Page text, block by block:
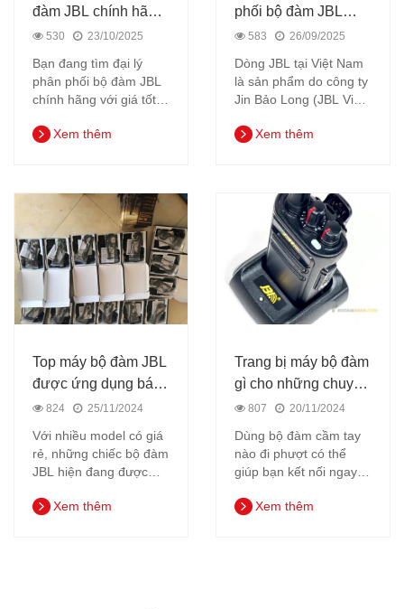
đàm JBL chính hãng
giá cực tốt tại Hà Nội
530 23/10/2025
Bạn đang tìm đại lý
phân phối bộ đàm JBL
chính hãng với giá tốt,
lượng lớn (từ 10 bộ trở
Vũ Hỷ, Việt Hưng, HN
Xem thêm
phối bộ đàm JBL
chính hãng tại đặc
mới
583 26/09/2025
Dòng JBL tại Việt Nam
là sản phẩm do công ty
Jin Bảo Long (JBL Việt
xuất thiết bị viễn thông,
Xem thêm
Top máy bộ đàm JBL
được ứng dụng bán
chạy nhất hiện nay
824 25/11/2024
Với nhiều model có giá
rẻ, những chiếc bộ đàm
JBL hiện đang được
Máy được sử dụng
Xem thêm
Trang bị máy bộ đàm
gì cho những chuyến
đi phượt
807 20/11/2024
Dùng bộ đàm cầm tay
nào đi phượt có thể
giúp bạn kết nối ngay
điện thoại. Truyền
Xem thêm